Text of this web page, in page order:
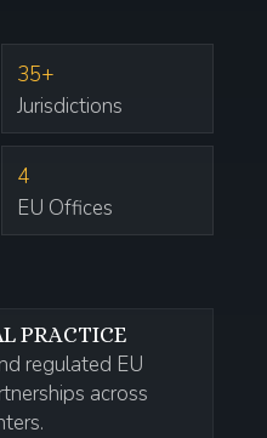
35+
Jurisdictions
4
EU Offices
PRACTICE
regulated EU
across